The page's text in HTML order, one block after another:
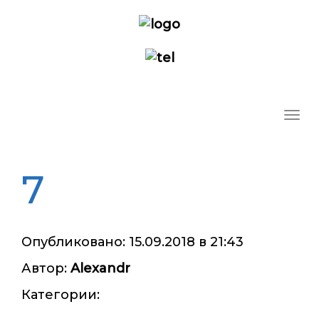
7
Опубликовано: 15.09.2018 в 21:43
Автор: Alexandr
Категории: